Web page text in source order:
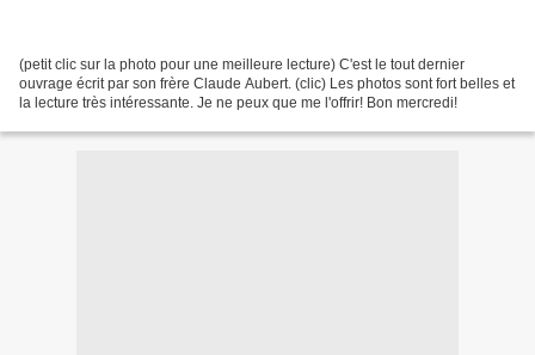
(petit clic sur la photo pour une meilleure lecture) C'est le tout dernier
ouvrage écrit par son frère Claude Aubert. (clic) Les photos sont fort belles et
la lecture très intéressante. Je ne peux que me l'offrir! Bon mercredi!